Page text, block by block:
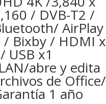
/ DVB-T2 /
AirPlay
/ Bixby / HDMI x
USB x1
abre y edita
de Office/
1 año